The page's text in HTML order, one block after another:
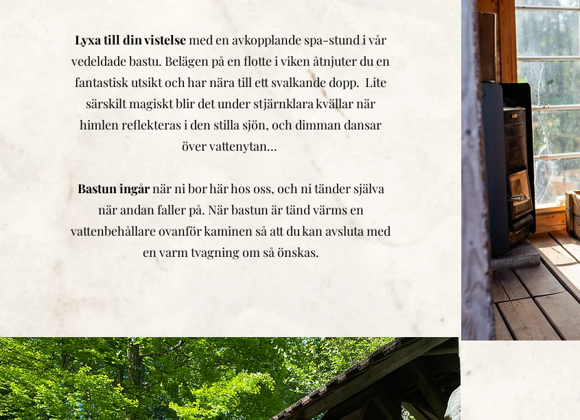
Lyxa till din vistelsemed en avkopplande spa-stund i vår
vedeldade bastu. Belägen på en flotte i viken åtnjuter du en
fantastisk utsikt och har nära till ett svalkande dopp. Lite
särskilt magiskt blir det under stjärnklara kvällar när
himlen reflekteras i den stilla sjön, och dimman dansar
över vattenytan...
Bastun ingårnär ni bor här hos oss, och ni tänder själva
när andan faller på. När bastun är tänd värms en
vattenbehållare ovanför kaminen så att du kan avsluta med
en varm tvagning om så önskas.